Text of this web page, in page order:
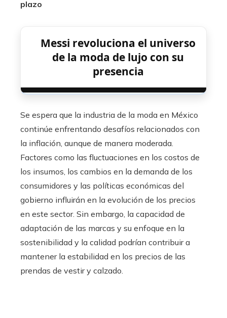
plazo
Messi revoluciona el universo
de la moda de lujo con su
presencia
Se espera que la industria de la moda en México
continúe enfrentando desafíos relacionados con
la inflación, aunque de manera moderada.
Factores como las fluctuaciones en los costos de
los insumos, los cambios en la demanda de los
consumidores y las políticas económicas del
gobierno influirán en la evolución de los precios
en este sector. Sin embargo, la capacidad de
adaptación de las marcas y su enfoque en la
sostenibilidad y la calidad podrían contribuir a
mantener la estabilidad en los precios de las
prendas de vestir y calzado.